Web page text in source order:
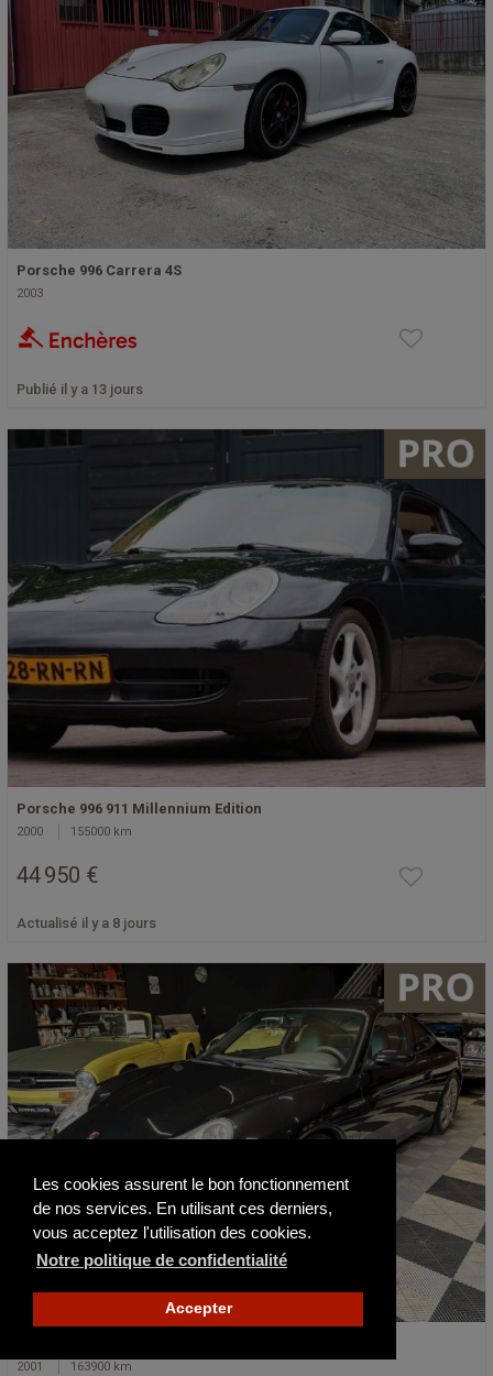
Les cookies assurent le bon fonctionnement
de nos services. En utilisant ces derniers,
vous acceptez l'utilisation des cookies.
Notre politique de confidentialité
Accepter
Porsche 996 Carrera 4S
2003
Publié il y a 13 jours
Porsche 996 911 Millennium Edition
2000 155000 km
44 950 €
Actualisé il y a 8 jours
2001 163900 km